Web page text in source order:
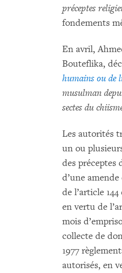
préceptes
fondements
En avril,
Bouteflika,
humains ou de
musulman
sectes du
Les autorités
un ou
des préceptes
d’une
de l’article
en vertu de
mois
collecte de
1977
autorisés, en